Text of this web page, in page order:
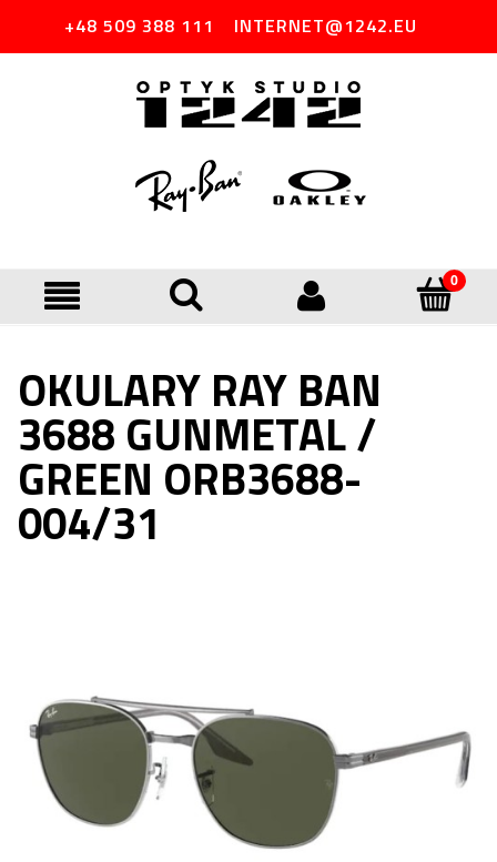
+48 509 388 111 INTERNET@1242.EU
OKULARY RAY BAN
3688 GUNMETAL /
GREEN ORB3688-
004/31